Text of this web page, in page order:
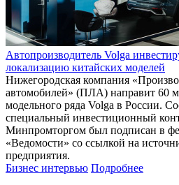
Автопроизводитель Volga
локализацию китайских моделей
Нижегородская компания
автомобилей» (ПЛА) направит 60
модельного ряда Volga в России.
специальный инвестиционный
Минпромторгом был подписан в
«Ведомости» со ссылкой на
предприятия.
Бизнес интервью Подробнее